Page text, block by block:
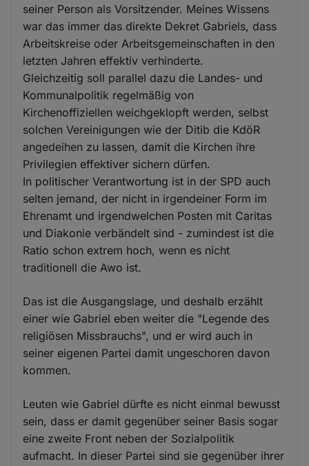
seiner Person als Vorsitzender. Meines Wissens
war das immer das direkte Dekret Gabriels, dass
Arbeitskreise oder Arbeitsgemeinschaften in den
letzten Jahren effektiv verhinderte.
Gleichzeitig soll parallel dazu die Landes- und
Kommunalpolitik regelmäßig von
Kirchenoffiziellen weichgeklopft werden, selbst
solchen Vereinigungen wie der Ditib die KdöR
angedeihen zu lassen, damit die Kirchen ihre
Privilegien effektiver sichern dürfen.
In politischer Verantwortung ist in der SPD auch
selten jemand, der nicht in irgendeiner Form im
Ehrenamt und irgendwelchen Posten mit Caritas
und Diakonie verbändelt sind - zumindest ist die
Ratio schon extrem hoch, wenn es nicht
traditionell die Awo ist.
Das ist die Ausgangslage, und deshalb erzählt
einer wie Gabriel eben weiter die "Legende des
religiösen Missbrauchs", und er wird auch in
seiner eigenen Partei damit ungeschoren davon
kommen.
Leuten wie Gabriel dürfte es nicht einmal bewusst
sein, dass er damit gegenüber seiner Basis sogar
eine zweite Front neben der Sozialpolitik
aufmacht. In dieser Partei sind sie gegenüber ihrer